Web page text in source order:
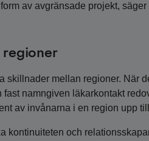
av avgränsade projekt,
regioner
skillnader mellan regioner. När
namngiven läkarkontakt
av invånarna i en region upp
kontinuiteten och